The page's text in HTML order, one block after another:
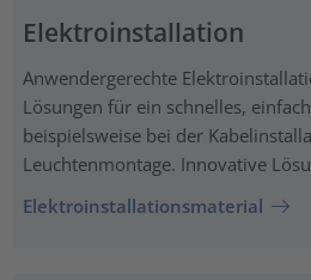
Elektroinstallation
Anwendergerechte
Lösungen für ein schnelles,
beispielsweise bei der
Leuchtenmontage. Innovative
Elektroinstallationsmaterial